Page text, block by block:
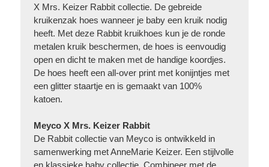
X Mrs. Keizer Rabbit collectie. De gebreide
kruikenzak hoes wanneer je baby een kruik nodig
heeft. Met deze Rabbit kruikhoes kun je de ronde
metalen kruik beschermen, de hoes is eenvoudig
open en dicht te maken met de handige koordjes.
De hoes heeft een all-over print met konijntjes met
een glitter staartje en is gemaakt van 100%
katoen.
Meyco X Mrs. Keizer Rabbit
De Rabbit collectie van Meyco is ontwikkeld in
samenwerking met AnneMarie Keizer. Een stijlvolle